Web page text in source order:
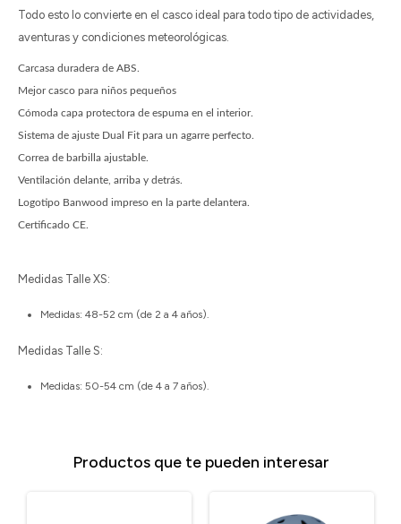
Todo esto lo convierte en el casco ideal para todo tipo de actividades,
aventuras y condiciones meteorológicas.
Carcasa duradera de ABS.
Mejor casco para niños pequeños
Cómoda capa protectora de espuma en el interior.
Sistema de ajuste Dual Fit para un agarre perfecto.
Correa de barbilla ajustable.
Ventilación delante, arriba y detrás.
Logotipo Banwood impreso en la parte delantera.
Certificado CE.
Medidas Talle XS:
Medidas: 48-52 cm (de 2 a 4 años).
Medidas Talle S:
Medidas: 50-54 cm (de 4 a 7 años).
Productos que te pueden interesar